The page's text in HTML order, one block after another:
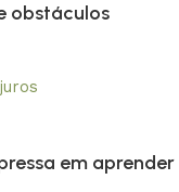
obstáculos
em aprender